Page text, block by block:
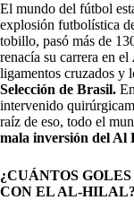
El mundo del fútbol
explosión futbolística
tobillo, pasó más de
renacía su carrera en el
ligamentos cruzados y
Selección de Brasil.
intervenido
raíz de eso, todo el
mala inversión del Al
¿CUÁNTOS
CON EL AL-HILAL?